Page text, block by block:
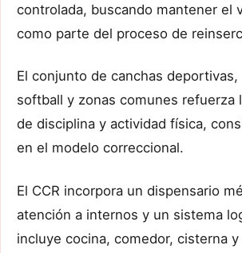
controlada, buscando mantener el
como parte del proceso de
El conjunto de canchas deportivas,
softball y zonas comunes refuerza
de disciplina y actividad física,
en el modelo correccional.
El CCR incorpora un dispensario
atención a internos y un sistema
incluye cocina, comedor, cisterna